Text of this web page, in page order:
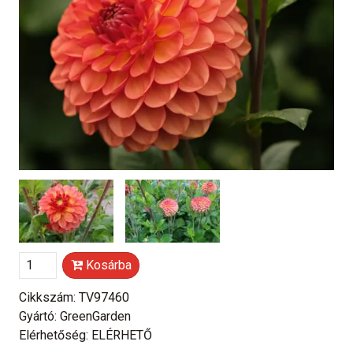
Kosárba
Cikkszám: TV97460
Gyártó: GreenGarden
Elérhetőség: ELÉRHETŐ